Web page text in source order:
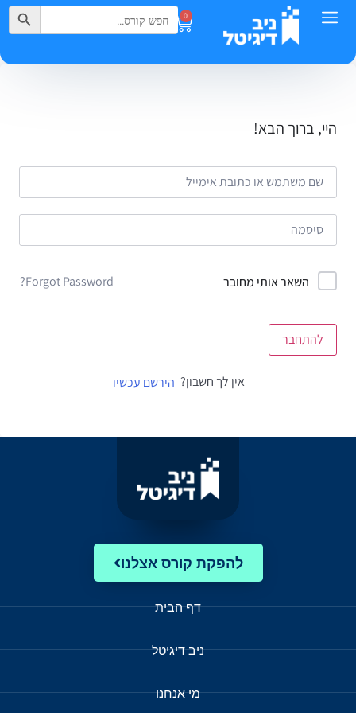
0
Search
for:
Search Button
היי, ברוך הבא!
השאר אותי מחובר Forgot Password?
להתחבר
אין לך חשבון? הירשם עכשיו
להפקת קורס אצלנו
דף הבית
ניב דיגיטל
מי אנחנו